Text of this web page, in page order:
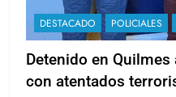
DESTACADO POLICIALES
Detenido en
con atentados